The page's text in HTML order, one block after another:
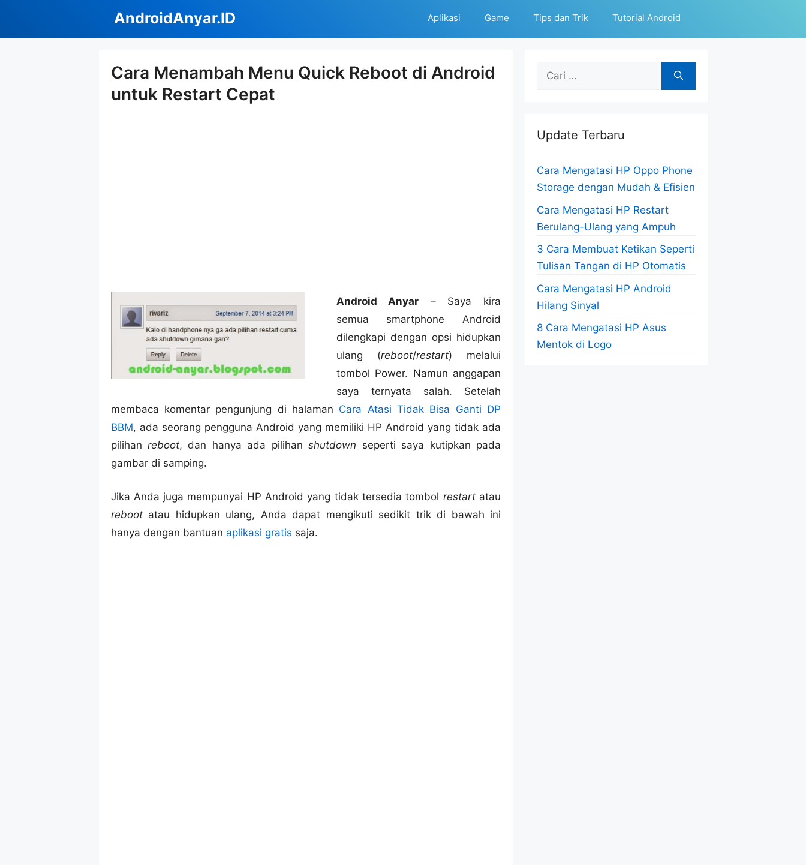
isi
AndroidAnyar.ID Aplikasi Game Tips dan Trik Tutorial Android
Cara Menambah Menu Quick Reboot di Android
untuk Restart Cepat
Android Anyar – Saya kira
semua smartphone Android
dilengkapi dengan opsi hidupkan
ulang (reboot/restart) melalui
tombol Power. Namun anggapan
saya ternyata salah. Setelah
membaca komentar pengunjung di halaman Cara Atasi Tidak Bisa Ganti DP
BBM, ada seorang pengguna Android yang memiliki HP Android yang tidak ada
pilihan reboot, dan hanya ada pilihanshutdown seperti saya kutipkan pada
gambar di samping.
Jika Anda juga mempunyai HP Android yang tidak tersedia tombol restartatau
rebootatau hidupkan ulang, Anda dapat mengikuti sedikit trik di bawah ini
hanya dengan bantuan aplikasi gratis saja.
Cari
Update Terbaru
Cara Mengatasi HP Oppo Phone
Storage dengan Mudah & Efisien
Cara Mengatasi HP Restart
Berulang-Ulang yang Ampuh
3 Cara Membuat Ketikan Seperti
Tulisan Tangan di HP Otomatis
Cara Mengatasi HP Android
Hilang Sinyal
8 Cara Mengatasi HP Asus
Mentok di Logo